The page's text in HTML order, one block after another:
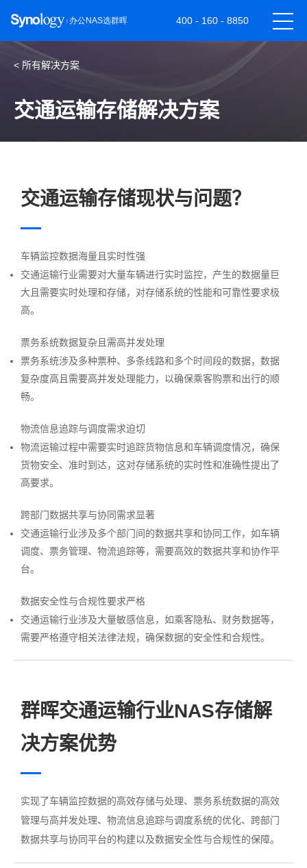
400 - 160 - 8850
< 所有解决方案
交通运输存储解决方案
交通运输存储现状与问题？
车辆监控数据海量且实时性强
交通运输行业需要对大量车辆进行实时监控，产生的数据量巨
大且需要实时处理和存储，对存储系统的性能和可靠性要求极
高。
票务系统数据复杂且需高并发处理
票务系统涉及多种票种、多条线路和多个时间段的数据，数据
复杂度高且需要高并发处理能力，以确保乘客购票和出行的顺
畅。
物流信息追踪与调度需求迫切
物流运输过程中需要实时追踪货物信息和车辆调度情况，确保
货物安全、准时到达，这对存储系统的实时性和准确性提出了
高要求。
跨部门数据共享与协同需求显著
交通运输行业涉及多个部门间的数据共享和协同工作，如车辆
调度、票务管理、物流追踪等，需要高效的数据共享和协作平
台。
数据安全性与合规性要求严格
交通运输行业涉及大量敏感信息，如乘客隐私、财务数据等，
需要严格遵守相关法律法规，确保数据的安全性和合规性。
群晖交通运输行业NAS存储解
决方案优势
实现了车辆监控数据的高效存储与处理、票务系统数据的高效
管理与高并发处理、物流信息追踪与调度系统的优化、跨部门
数据共享与协同平台的构建以及数据安全性与合规性的保障。